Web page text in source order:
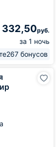
332,50руб.
за 1 ночь
267 бонусов